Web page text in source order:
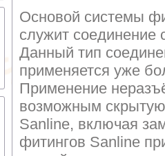
Основой системы
служит соединение
Данный тип
применяется уже
Применение
возможным
Sanline, включая
фитингов Sanline